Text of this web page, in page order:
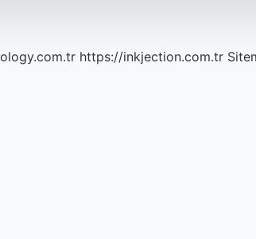
https://inkjection.com.tr